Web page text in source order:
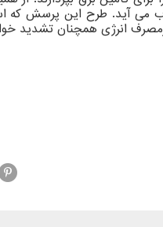
می آید. طرح این پرسش که
انرژی همچنان تشدید